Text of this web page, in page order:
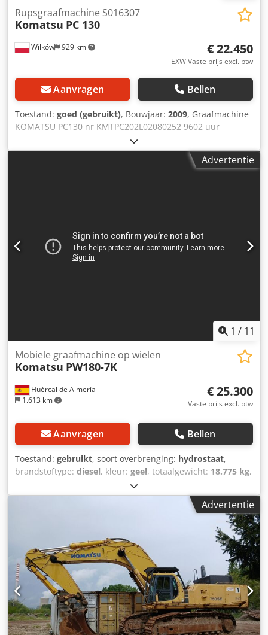
Wilków 929 km
Rupsgraafmachine S016307
Komatsu PC 130
€ 22.450
EXW Vaste prijs excl. btw
Aanvragen Bellen
Toestand: goed (gebruikt), Bouwjaar: 2009, Graafmachine
KOMATSU PC130 nr KMTPC202L02080252 9602 uur
Dkodpfjyax Avsx Andor 72,1 kW Bouwjaar 2009
Serienummer 80252 - graafmachine zonder bak
Advertentie
1 / 11
Huércal de Almería
1.613 km
Mobiele graafmachine op wielen
Komatsu PW180-7K
€ 25.300
Vaste prijs excl. btw
Aanvragen Bellen
Toestand: gebruikt, soort overbrenging: hydrostaat,
brandstoftype: diesel, kleur: geel, totaalgewicht: 18.775 kg,
, aantal zitplaatsen:
bedrijfsturen:18.459 h, Uitrusting:boordcomputer,
, Mobiele graafmachine op wielen
Dksdpfx Ajyz A Rnjndjr Bouwjaar 2006 Goede algemene
staat 1 bak Meer info op de website van Almerisan
Advertentie